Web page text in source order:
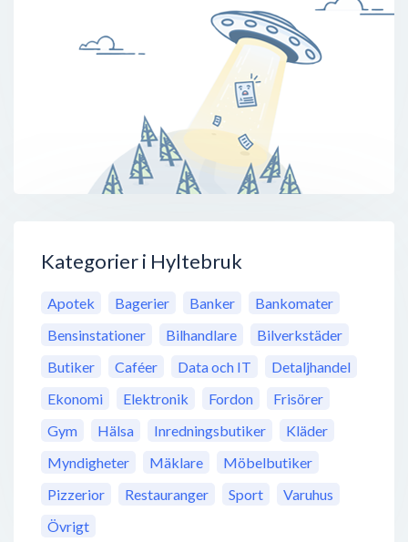
Kategorier i Hyltebruk
Apotek Bagerier Banker
Bankomater
Bensinstationer
Bilhandlare
Bilverkstäder
Butiker
Caféer Data och IT
Detaljhandel
Ekonomi
Elektronik Fordon
Frisörer
Gym
Hälsa Inredningsbutiker
Kläder
Myndigheter
Mäklare
Möbelbutiker
Pizzerior
Restauranger Sport
Varuhus
Övrigt